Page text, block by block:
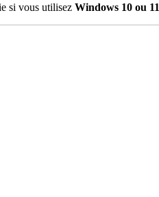
si vous utilisez Windows 10 ou 11